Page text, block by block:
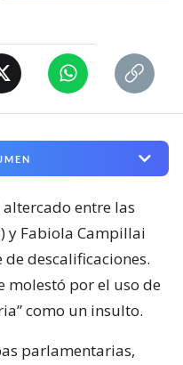
entre las
y Fabiola Campillai
descalificaciones.
molestó por el uso de
como un insulto.
parlamentarias,